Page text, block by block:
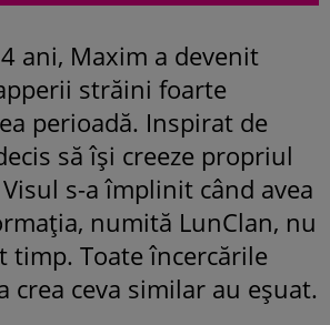
ani, Maxim a devenit
străini foarte
perioadă. Inspirat de
să își creeze propriul
s-a împlinit când avea
numită LunClan, nu
timp. Toate încercările
crea ceva similar au eșuat.